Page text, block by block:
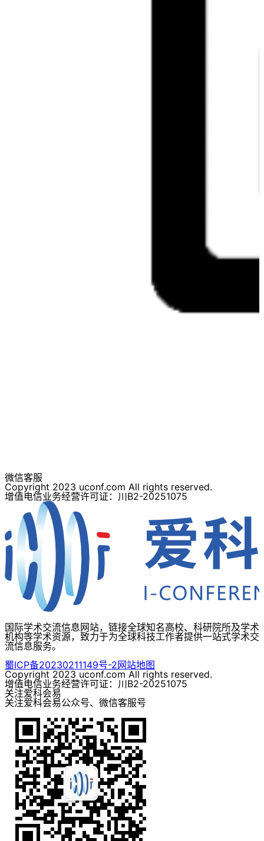
微信客服
Copyright 2023 uconf.com All rights reserved.
增值电信业务经营许可证：川B2-20251075
国际学术交流信息网站，链接全球知名高校、科研院所及学术
机构等学术资源，致力于为全球科技工作者提供一站式学术交
流信息服务。
蜀ICP备20230211149号-2网站地图
Copyright 2023 uconf.com All rights reserved.
增值电信业务经营许可证：川B2-20251075
关注爱科会易
关注爱科会易公众号、微信客服号